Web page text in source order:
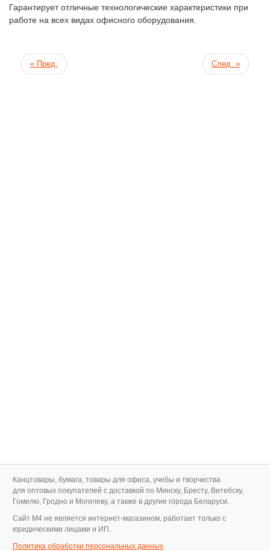
Гарантирует отличные технологические характеристики при
работе на всех видах офисного оборудования.
« Пред. След. »
Канцтовары, бумага, товары для офиса, учебы и творчества
для оптовых покупателей с доставкой по Минску, Бресту, Витебску,
Гомелю, Гродно и Могилеву, а также в другие города Беларуси.
Cайт M4 не является интернет-магазином, работает только с
юридическими лицами и ИП.
Политика обработки персональных данных